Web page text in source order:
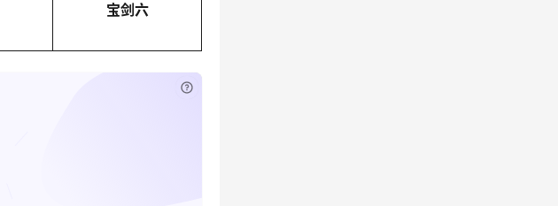
宝剑六